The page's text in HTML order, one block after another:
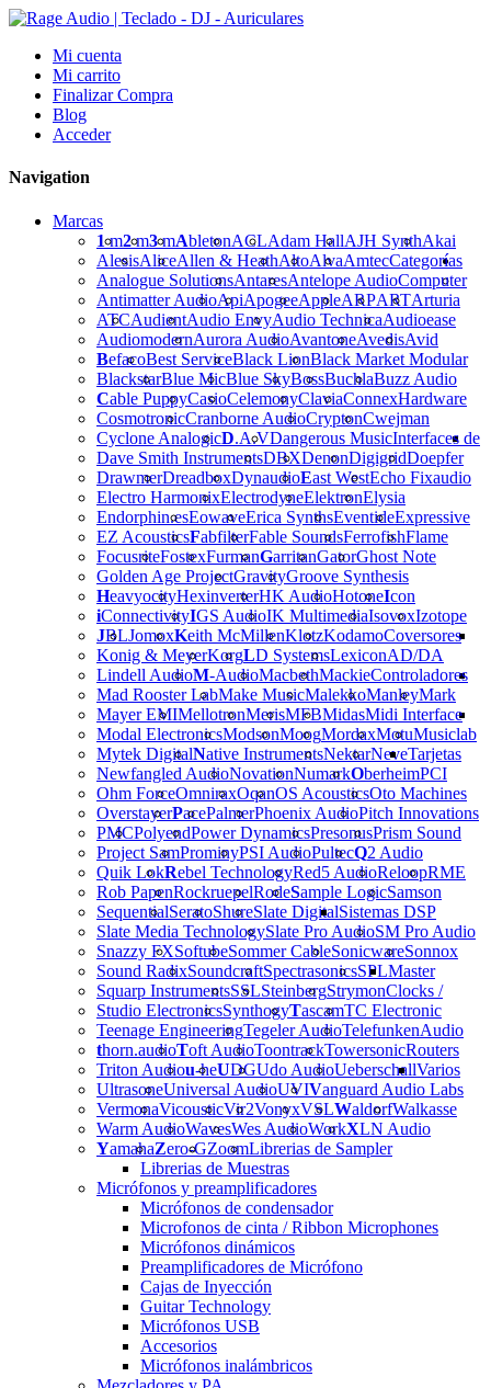
Mi cuenta
Mi carrito
Finalizar Compra
Blog
Acceder
Navigation
Marcas
1m2m3mAbletonACLAdam HallAJH SynthAkai
AlesisAliceAllen & HeathAltoAlvaAmtec
Analogue SolutionsAntaresAntelope Audio
Antimatter AudioApiApogeeAppleARPARTArturia
ATCAudientAudio EnvyAudio TechnicaAudioease
AudiomodernAurora AudioAvantoneAvedisAvid
BefacoBest ServiceBlack LionBlack Market Modular
BlackstarBlue MicBlue SkyBossBuchlaBuzz Audio
Cable PuppyCasioCelemonyClaviaConnex
CosmotronicCranborne AudioCryptonCwejman
Cyclone AnalogicD.A.VDangerous Music
Dave Smith InstrumentsDBXDenonDigigridDoepfer
DrawmerDreadboxDynaudioEast WestEcho Fix
Electro HarmonixElectrodyneElektronElysia
Endorphin.esEowaveErica SynthsEventideExpressive
EZ AcousticsFabfilterFable SoundsFerrofishFlame
FocusriteFostexFurmanGarritanGatorGhost Note
Golden Age ProjectGravityGroove Synthesis
HeavyocityHexinverterHK AudioHotoneIcon
iConnectivityIGS AudioIK MultimediaIsovoxIzotope
JBLJomoxKeith McMillenKlotzKodamo
Konig & MeyerKorgLD SystemsLexicon
Lindell AudioM-AudioMacbethMackie
Mad Rooster LabMake MusicMalekkoManleyMark
Mayer EMIMellotronMerisMFBMidas
Modal ElectronicsModsonMoogMordaxMotuMusiclab
Mytek DigitalNative InstrumentsNektarNeve
Newfangled AudioNovationNumarkOberheim
Ohm ForceOmniraxOqanOS AcousticsOto Machines
OverstayerPacePalmerPhoenix AudioPitch Innovations
PMCPolyendPower DynamicsPresonusPrism Sound
Project SamProminyPSI AudioPultecQ2 Audio
Quik LokRebel TechnologyRed5 AudioReloopRME
Rob PapenRockruepelRodeSample LogicSamson
SequentialSeratoShureSlate Digital
Slate Media TechnologySlate Pro AudioSM Pro Audio
Snazzy FXSoftubeSommer CableSonicwareSonnox
Sound RadixSoundcraftSpectrasonicsSPL
Squarp InstrumentsSSLSteinbergStrymon
Studio ElectronicsSynthogyTascamTC Electronic
Teenage EngineeringTegeler AudioTelefunken
thorn.audioToft AudioToontrackTowersonic
Triton Audiou-heUDGUdo AudioUeberschall
UltrasoneUniversal AudioUVIVanguard Audio Labs
VermonaVicousticVir2VonyxVSLWaldorfWalkasse
Warm AudioWavesWes AudioWorkXLN Audio
YamahaZero-GZoom
Categorías
Computer
Hardware
Interfaces de
audio
Coversores
AD/DA
Controladores
Midi Interface
Tarjetas
PCI
Sistemas DSP
Master
Clocks /
Audio
Routers
Varios
Librerias de Sampler
Librerias de Muestras
Micrófonos y preamplificadores
Micrófonos de condensador
Microfonos de cinta / Ribbon Microphones
Micrófonos dinámicos
Preamplificadores de Micrófono
Cajas de Inyección
Guitar Technology
Micrófonos USB
Accesorios
Micrófonos inalámbricos